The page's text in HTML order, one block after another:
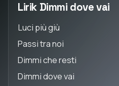
Lirik Dimmi dove vai
Luci più giù
Passi tra noi
Dimmi che resti
Dimmi dove vai